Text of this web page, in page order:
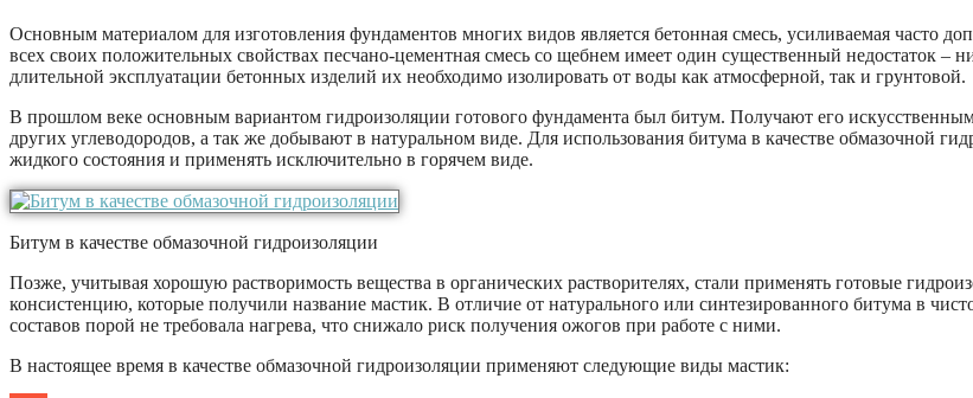
Основным материалом для изготовления фундаментов многих видов является бетонная смесь, усиливаемая часто
всех своих положительных свойствах песчано-цементная смесь со щебнем имеет один существенный недостаток –
длительной эксплуатации бетонных изделий их необходимо изолировать от воды как атмосферной, так и грунтовой.
В прошлом веке основным вариантом гидроизоляции готового фундамента был битум. Получают его
других углеводородов, а так же добывают в натуральном виде. Для использования битума в качестве обмазочной
жидкого состояния и применять исключительно в горячем виде.
Битум в качестве обмазочной гидроизоляции
Позже, учитывая хорошую растворимость вещества в органических растворителях, стали применять готовые
консистенцию, которые получили название мастик. В отличие от натурального или синтезированного битума в
составов порой не требовала нагрева, что снижало риск получения ожогов при работе с ними.
В настоящее время в качестве обмазочной гидроизоляции применяют следующие виды мастик: